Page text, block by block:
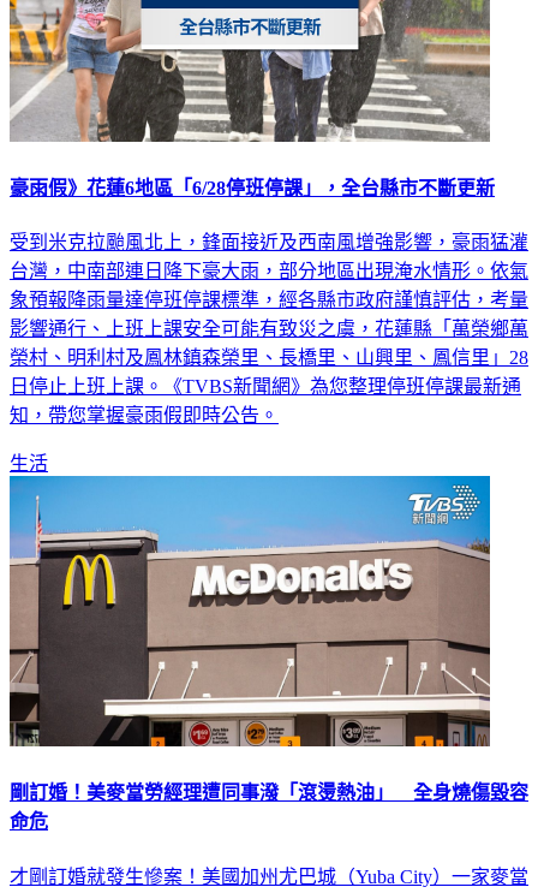
豪雨假》花蓮6地區「6/28停班停課」，全台縣市不斷更新
受到米克拉颱風北上，鋒面接近及西南風增強影響，豪雨猛灌
台灣，中南部連日降下豪大雨，部分地區出現淹水情形。依氣
象預報降雨量達停班停課標準，經各縣市政府謹慎評估，考量
影響通行、上班上課安全可能有致災之虞，花蓮縣「萬榮鄉萬
榮村、明利村及鳳林鎮森榮里、長橋里、山興里、鳳信里」28
日停止上班上課。《TVBS新聞網》為您整理停班停課最新通
知，帶您掌握豪雨假即時公告。
生活
剛訂婚！美麥當勞經理遭同事潑「滾燙熱油」 全身燒傷毀容
命危
才剛訂婚就發生慘案！美國加州尤巴城（Yuba City）一家麥當